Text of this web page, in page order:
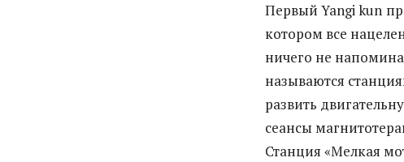
Первый Yangi kun
котором все
ничего не
называются
развить
сеансы
Станция «Мелкая